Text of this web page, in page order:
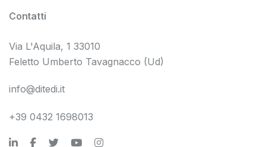
Contatti
Via L'Aquila, 1 33010
Feletto Umberto Tavagnacco (Ud)
info@ditedi.it
+39 0432 1698013